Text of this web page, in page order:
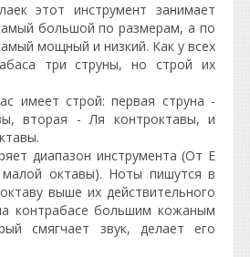
этот инструмент занимает
большой по размерам, а по
мощный и низкий. Как у всех
три струны, но строй их
имеет строй: первая струна -
вторая - Ля контроктавы, и
диапазон инструмента (От Е
октавы). Ноты пишутся в
выше их действительного
контрабасе большим кожаным
смягчает звук, делает его